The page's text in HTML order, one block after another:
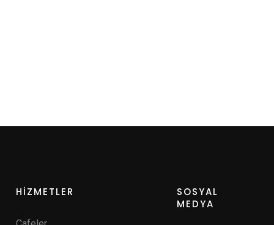
HİZMETLER
SOSYAL
MEDYA